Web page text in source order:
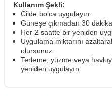
Kullanım Şekli:
Cilde bolca uygulayın.
Güneşe çıkmadan 30
Her 2 saatte bir yeniden
Uygulama miktarını
olursunuz.
Terleme, yüzme veya
yeniden uygulayın.